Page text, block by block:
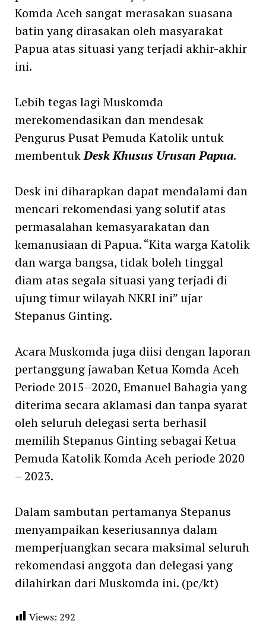
Komda Aceh sangat merasakan suasana
batin yang dirasakan oleh masyarakat
Papua atas situasi yang terjadi akhir-akhir
ini.
Lebih tegas lagi Muskomda
merekomendasikan dan mendesak
Pengurus Pusat Pemuda Katolik untuk
membentukDesk Khusus Urusan Papua.
Desk ini diharapkan dapat mendalami dan
mencari rekomendasi yang solutif atas
permasalahan kemasyarakatan dan
kemanusiaan di Papua. “Kita warga Katolik
dan warga bangsa, tidak boleh tinggal
diam atas segala situasi yang terjadi di
ujung timur wilayah NKRI ini” ujar
Stepanus Ginting.
Acara Muskomda juga diisi dengan laporan
pertanggung jawaban Ketua Komda Aceh
Periode 2015–2020, Emanuel Bahagia yang
diterima secara aklamasi dan tanpa syarat
oleh seluruh delegasi serta berhasil
memilih Stepanus Ginting sebagai Ketua
Pemuda Katolik Komda Aceh periode 2020
– 2023.
Dalam sambutan pertamanya Stepanus
menyampaikan keseriusannya dalam
memperjuangkan secara maksimal seluruh
rekomendasi anggota dan delegasi yang
dilahirkan dari Muskomda ini. (pc/kt)
Views: 292